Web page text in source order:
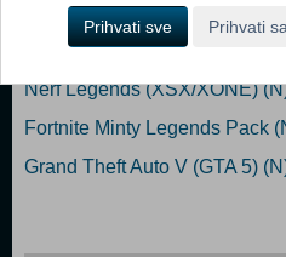
LEGO Star Wars The
Klonoa Phantasy Reverie
Nerf Legends (XSX/XONE)
Fortnite Minty Legends Pack
Grand Theft Auto V (GTA 5)
Prihvati sve Prihvati